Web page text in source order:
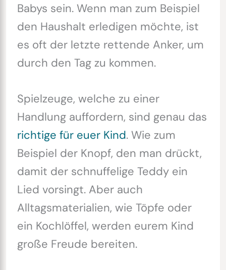
Babys sein. Wenn man zum Beispiel
den Haushalt erledigen möchte, ist
es oft der letzte rettende Anker, um
durch den Tag zu kommen.
Spielzeuge, welche zu einer
Handlung auffordern, sind genau das
richtige für euer Kind. Wie zum
Beispiel der Knopf, den man drückt,
damit der schnuffelige Teddy ein
Lied vorsingt. Aber auch
Alltagsmaterialien, wie Töpfe oder
ein Kochlöffel, werden eurem Kind
große Freude bereiten.